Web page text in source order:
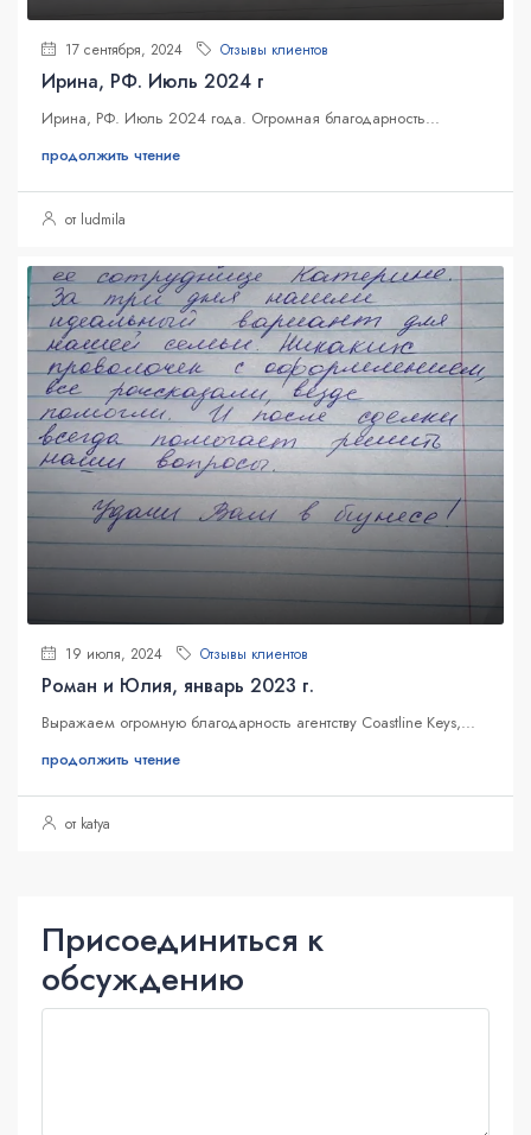
17 сентября, 2024 Отзывы клиентов
Ирина, РФ. Июль 2024 г
Ирина, РФ. Июль 2024 года. Огромная благодарность...
продолжить чтение
от ludmila
19 июля, 2024 Отзывы клиентов
Роман и Юлия, январь 2023 г.
Выражаем огромную благодарность агентству Coastline Keys,...
продолжить чтение
от katya
Присоединиться к
обсуждению